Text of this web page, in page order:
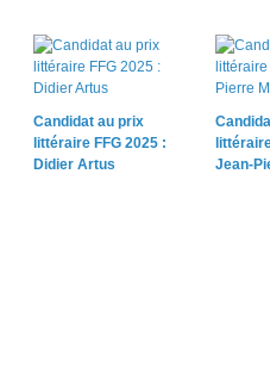
Candidat au prix
littéraire FFG 2025 :
Didier Artus
Jean-